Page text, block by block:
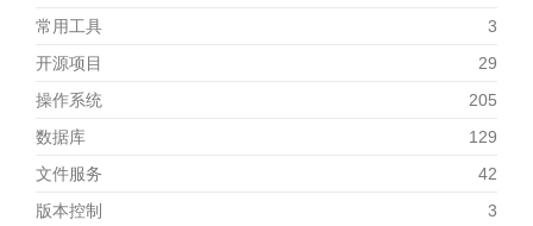
常用工具
3
开源项目
29
操作系统
205
数据库
129
文件服务
42
版本控制
3